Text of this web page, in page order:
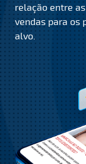
relação entre
vendas para os
alvo.